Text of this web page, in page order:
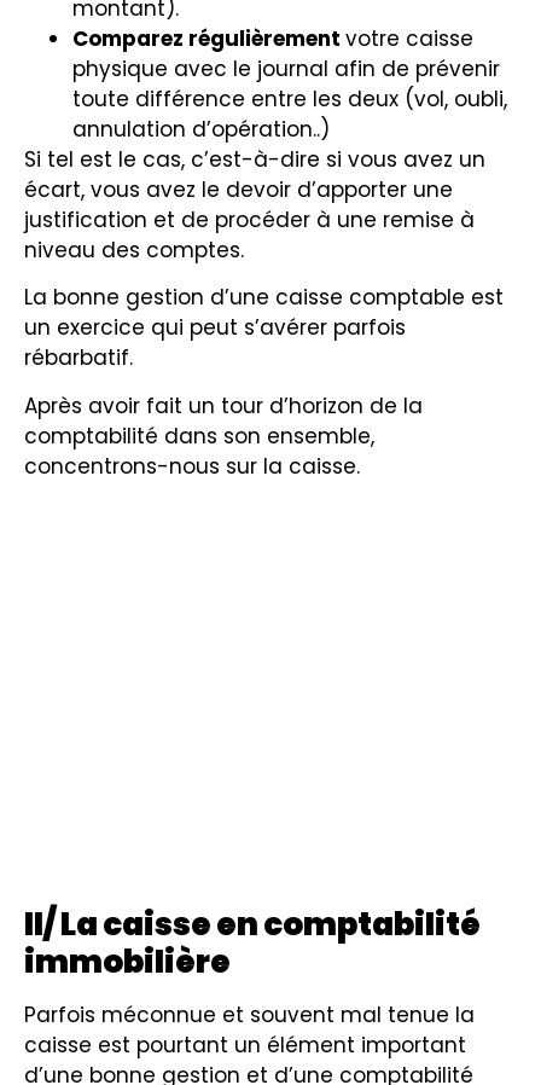
montant).
Comparez régulièrement votre caisse
physique avec le journal afin de prévenir
toute différence entre les deux (vol, oubli,
annulation d’opération..)
Si tel est le cas, c’est-à-dire si vous avez un
écart, vous avez le devoir d’apporter une
justification et de procéder à une remise à
niveau des comptes.
La bonne gestion d’une caisse comptable est
un exercice qui peut s’avérer parfois
rébarbatif.
Après avoir fait un tour d’horizon de la
comptabilité dans son ensemble,
concentrons-nous sur la caisse.
II/ La caisse en comptabilité
immobilière
Parfois méconnue et souvent mal tenue la
caisse est pourtant un élément important
d’une bonne gestion et d’une comptabilité